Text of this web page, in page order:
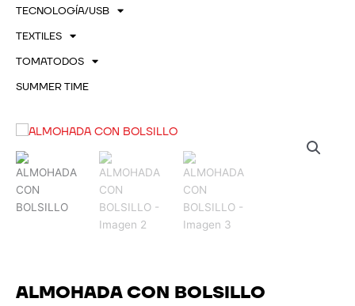
TECNOLOGÍA/USB
TEXTILES
TOMATODOS
SUMMER TIME
ALMOHADA CON BOLSILLO